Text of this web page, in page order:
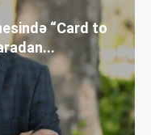
“Card to